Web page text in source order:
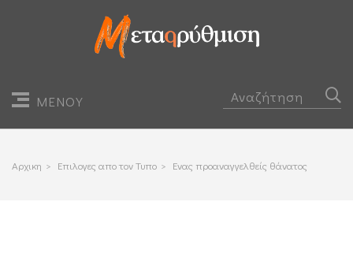
ΜΕΝΟΥ
Αρχικη > Επιλογες απο τον Τυπο > Ενας προαναγγελθείς θάνατος